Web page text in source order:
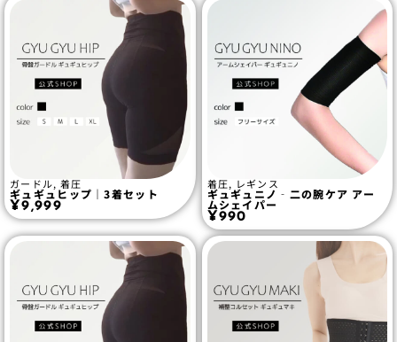
ガードル, 着圧
ギュギュヒップ｜3着セット
¥9,999
着圧, レギンス
ギュギュニノ‐二の腕ケア アー
ムシェイパー
¥990